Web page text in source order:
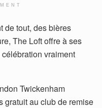
de tout, des bières
The Loft offre à ses
vraiment
Twickenham
gratuit au club de remise